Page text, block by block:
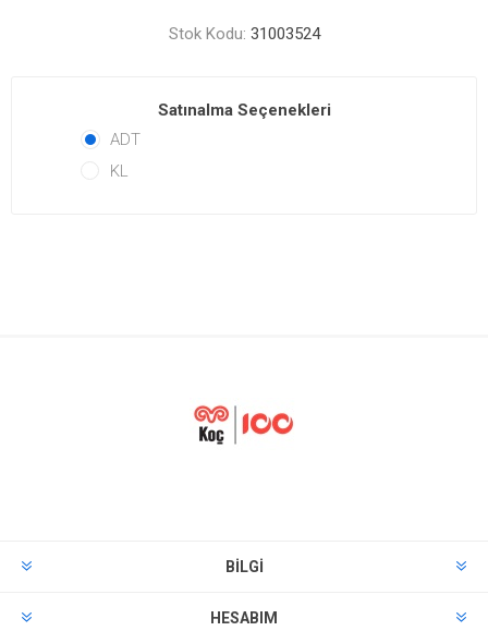
Stok Kodu: 31003524
Satınalma Seçenekleri
ADT
KL
BILGI
HESABIM